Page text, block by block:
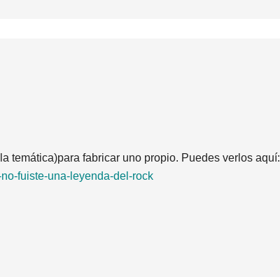
temática)para fabricar uno propio. Puedes verlos aquí:
fuiste-una-leyenda-del-rock